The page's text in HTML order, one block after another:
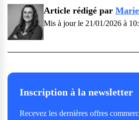
Article rédigé par
Mis à jour le 21/01/2026 à
Inscription à la newsletter
Recevez les dernières offres